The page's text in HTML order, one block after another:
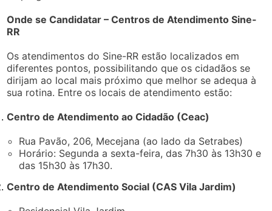
Onde se Candidatar – Centros de Atendimento Sine-
RR
Os atendimentos do Sine-RR estão localizados em
diferentes pontos, possibilitando que os cidadãos se
dirijam ao local mais próximo que melhor se adequa à
sua rotina. Entre os locais de atendimento estão:
Centro de Atendimento ao Cidadão (Ceac)
Rua Pavão, 206, Mecejana (ao lado da Setrabes)
Horário: Segunda a sexta-feira, das 7h30 às 13h30 e
das 15h30 às 17h30.
Centro de Atendimento Social (CAS Vila Jardim)